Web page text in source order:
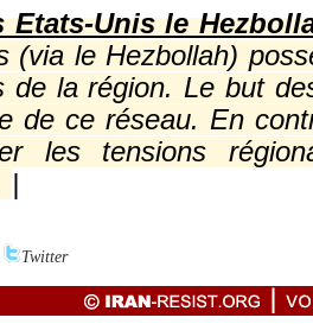
Etats-Unis le
(via le Hezbollah)
de la région. Le but
de ce réseau. En
les tensions
Twitter